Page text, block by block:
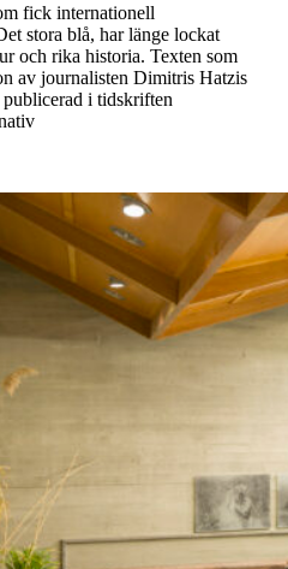
fick internationell
stora blå, har länge lockat
och rika historia. Texten som
av journalisten Dimitris Hatzis
i tidskriften